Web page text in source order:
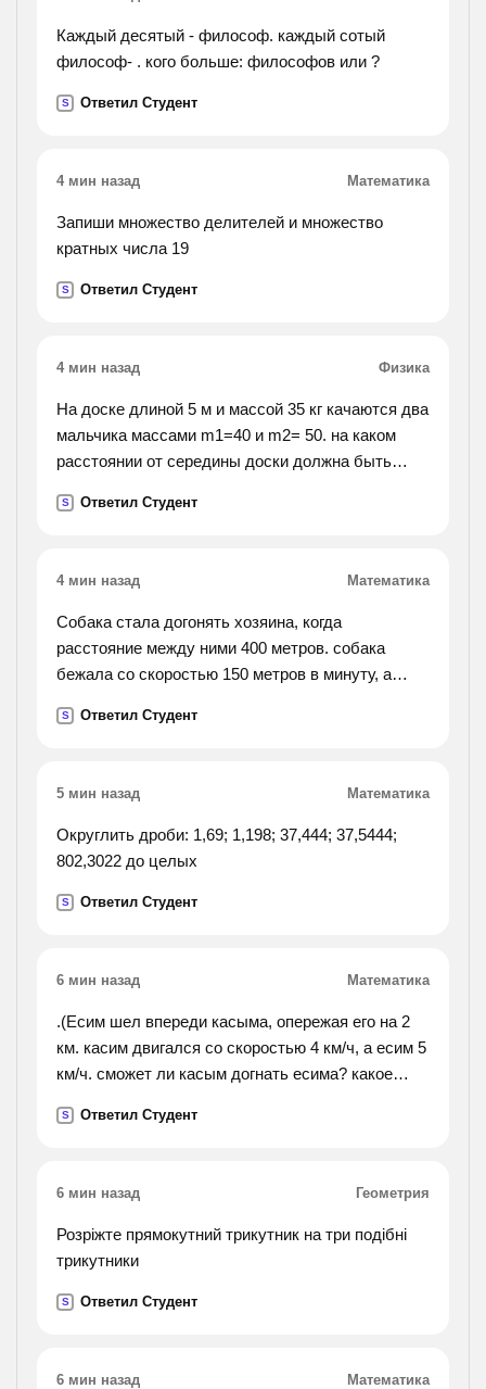
Каждый десятый - философ. каждый сотый
философ- . кого больше: философов или ?
S Ответил Студент
4 мин назад Математика
Запиши множество делителей и множество
кратных числа 19
S Ответил Студент
4 мин назад Физика
На доске длиной 5 м и массой 35 кг качаются два
мальчика массами m1=40 и m2= 50. на каком
расстоянии от середины доски должна быть
доски
S Ответил Студент
4 мин назад Математика
Собака стала догонять хозяина, когда
расстояние между ними 400 метров. собака
бежала со скоростью 150 метров в минуту, а
минут собака догнала хозяина?
S Ответил Студент
5 мин назад Математика
Округлить дроби: 1,69; 1,198; 37,444; 37,5444;
802,3022 до целых
S Ответил Студент
6 мин назад Математика
.(Есим шел впереди касыма, опережая его на 2
км. касим двигался со скоростью 4 км/ч, а есим 5
км/ч. сможет ли касым догнать есима? какое
через 4?).
S Ответил Студент
6 мин назад Геометрия
Розріжте прямокутний трикутник на три подібні
трикутники
S Ответил Студент
6 мин назад Математика